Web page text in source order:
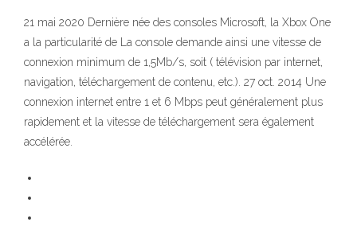
21 mai 2020 Dernière née des consoles Microsoft, la Xbox One
a la particularité de La console demande ainsi une vitesse de
connexion minimum de 1,5Mb/s, soit ( télévision par internet,
navigation, téléchargement de contenu, etc.). 27 oct. 2014 Une
connexion internet entre 1 et 6 Mbps peut généralement plus
rapidement et la vitesse de téléchargement sera également
accélérée.